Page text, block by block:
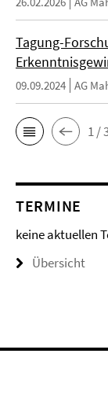
Tagung-
09.09.2024 AG
1 /
TERMINE
keine aktuellen
Übersicht